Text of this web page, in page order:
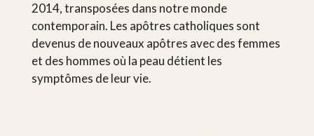
2014, transposées dans notre monde
contemporain. Les apôtres catholiques sont
devenus de nouveaux apôtres avec des femmes
et des hommes où la peau détient les
symptômes de leur vie.